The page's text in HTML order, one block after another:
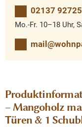
02137
Mo.-Fr. 10–18 Uhr,
– Mangoholz
Türen & 1